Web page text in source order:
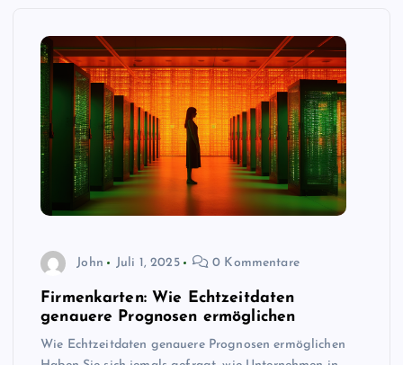
John Juli 1, 2025 0 Kommentare
Firmenkarten: Wie Echtzeitdaten
genauere Prognosen ermöglichen
Wie Echtzeitdaten genauere Prognosen ermöglichen